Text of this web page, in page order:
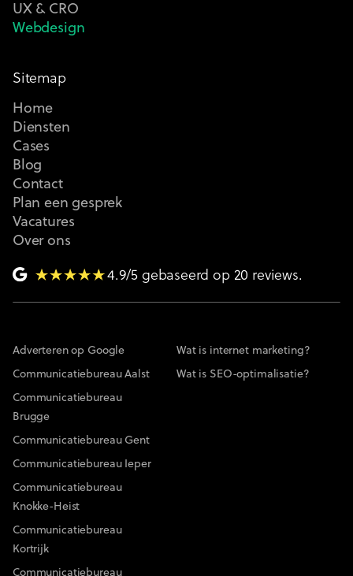
UX & CRO
Webdesign
Sitemap
Home
Diensten
Cases
Blog
Contact
Plan een gesprek
Vacatures
Over ons
4.9/5 gebaseerd op 20 reviews.
Adverteren op Google
Communicatiebureau Aalst
Communicatiebureau
Brugge
Communicatiebureau Gent
Communicatiebureau Ieper
Communicatiebureau
Knokke-Heist
Communicatiebureau
Kortrijk
Communicatiebureau
Wat is internet marketing?
Wat is SEO-optimalisatie?